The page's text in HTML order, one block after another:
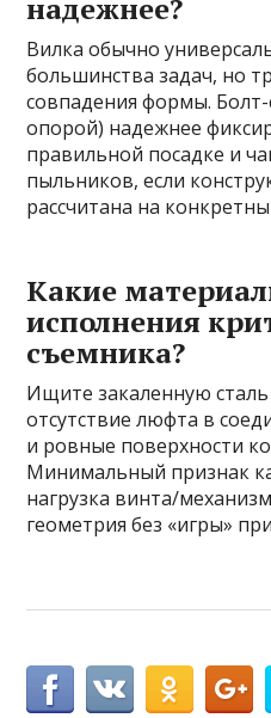
надежнее?
Вилка обычно
большинства задач, но
совпадения формы.
опорой) надежнее
правильной посадке и
пыльников, если
рассчитана на
Какие
исполнения
съемника?
Ищите закаленную
отсутствие люфта в
и ровные поверхности
Минимальный признак
нагрузка винта/
геометрия без «игры»